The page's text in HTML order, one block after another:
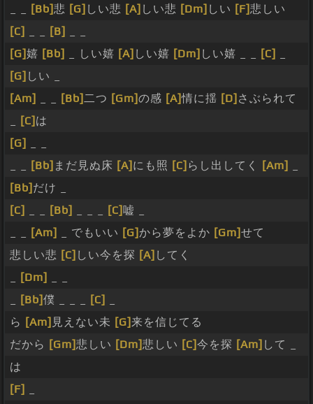
[Bb]悲 [G] しい悲 [A] しい悲 [Dm] しい [F]悲しい
[C]
[B]
[G]嬉 [Bb] _ しい嬉 [A] しい嬉 [Dm] しい嬉 _ _ [C]
[G] しい _
[Am]
[Bb]二つ [Gm]の感 [A]情に揺 [D] さぶられて
[C] は
[G]
[Bb] まだ見ぬ床 [A] にも照 [C] らし出してく [Am]
[Bb] だけ _
[C]
[Bb] [C]嘘 _
[Am] _ でもいい [G]から夢をよか [Gm]せて
悲しい悲 [C] しい今を探 [A] してく
[Dm]
[Bb]僕 _ _ _ [C]
ら [Am] 見えない未 [G]来を信じてる
だから [Gm]悲しい [Dm]悲しい [C]今を探 [Am] して _
は
[F]